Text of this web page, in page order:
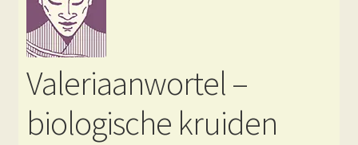
Valeriaanwortel –
biologische kruiden